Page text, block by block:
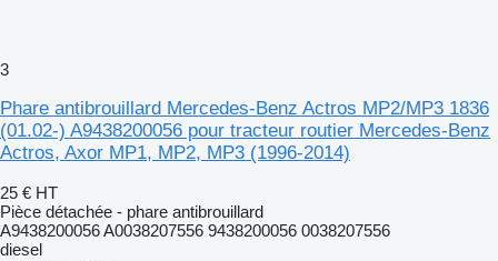
3
Phare antibrouillard Mercedes-Benz Actros MP2/MP3 1836
(01.02-) A9438200056 pour tracteur routier Mercedes-Benz
Actros, Axor MP1, MP2, MP3 (1996-2014)
25 € HT
Pièce détachée - phare antibrouillard
A9438200056 A0038207556 9438200056 0038207556
diesel